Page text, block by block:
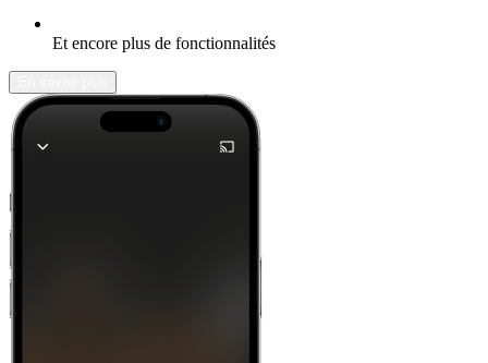
Et encore plus de fonctionnalités